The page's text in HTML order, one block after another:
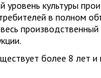
культуры
в полном
более 8 лет